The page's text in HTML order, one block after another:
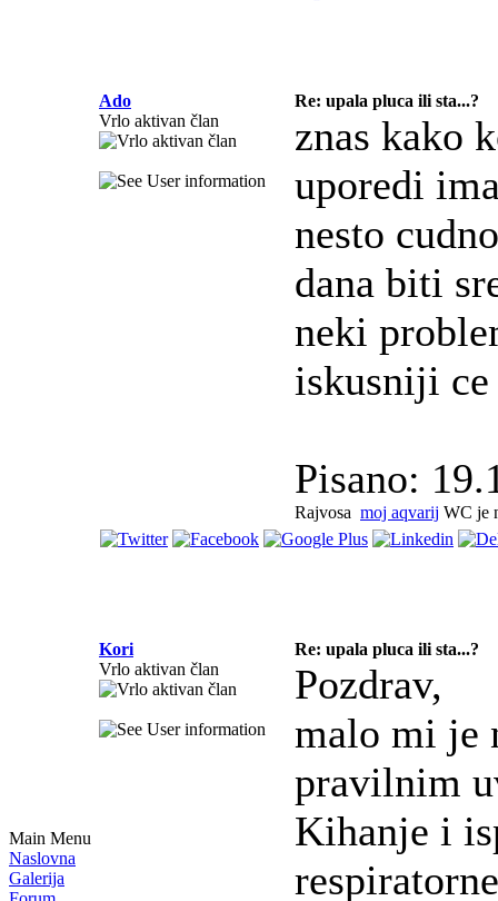
Main Menu
Naslovna
Galerija
Ado
Re: upala pluca ili sta...?
Vrlo aktivan član
znas kako
uporedi
nesto
dana biti
neki
iskusniji
Pisano:
Rajvosa moj aqvarij WC je
Kori
Re: upala pluca ili sta...?
Vrlo aktivan član
Pozdrav,
malo mi je
pravilnim
Kihanje i